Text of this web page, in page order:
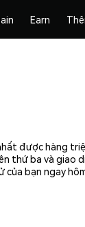
Earn
được hàng
thứ ba và
bạn ngay